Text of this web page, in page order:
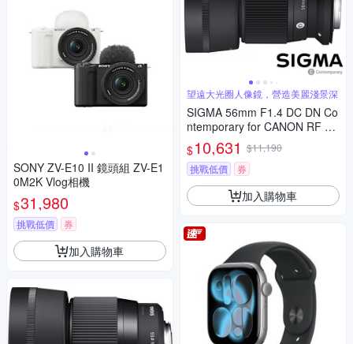
SONY ZV-E10 II 鏡頭組 ZV-E1
0M2K Vlog相機
$31,980
挑戰低價 券
加入購物車
望遠大光圈人像鏡，營造美麗淺景深
SIGMA 56mm F1.4 DC DN Co
ntemporary for CANON RF 接
環 (公司貨) 望遠大光圈定焦鏡
人像鏡 APS-C 無反微單眼專用
鏡頭
$10,631 $11,190
挑戰低價
券
加入購物車